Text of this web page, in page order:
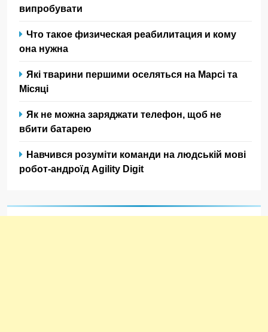
випробувати
Что такое физическая реабилитация и кому
она нужна
Які тварини першими оселяться на Марсі та
Місяці
Як не можна заряджати телефон, щоб не
вбити батарею
Навчився розуміти команди на людській мові
робот-андроїд Agility Digit